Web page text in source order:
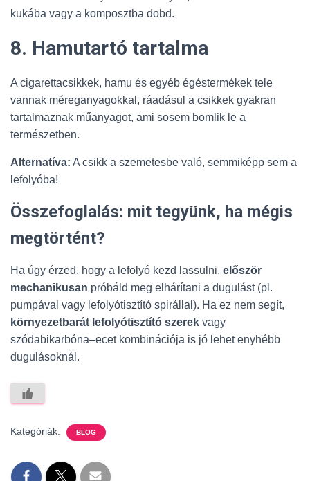
kukába vagy a komposztba dobd.
8. Hamutartó tartalma
A cigarettacsikkek, hamu és egyéb égéstermékek tele
vannak méreganyagokkal, ráadásul a csikkek gyakran
tartalmaznak műanyagot, ami sosem bomlik le a
természetben.
Alternatíva: A csikk a szemetesbe való, semmiképp sem a
lefolyóba!
Összefoglalás: mit tegyünk, ha mégis
megtörtént?
Ha úgy érzed, hogy a lefolyó kezd lassulni, először
mechanikusan próbáld meg elhárítani a dugulást (pl.
pumpával vagy lefolyótisztító spirállal). Ha ez nem segít,
környezetbarát lefolyótisztító szerek vagy
szódabikarbóna–ecet kombinációja is jó lehet enyhébb
dugulásoknál.
Kategóriák: BLOG